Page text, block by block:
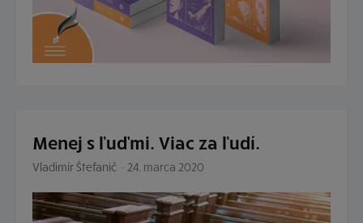
Menej s ľuďmi. Viac za ľudí.
Vladimír Štefanič - 24. marca 2020